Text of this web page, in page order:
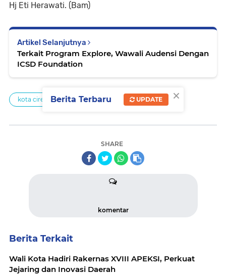
Hj Eti Herawati. (Bam)
Artikel Selanjutnya
Terkait Program Explore, Wawali Audensi Dengan
ICSD Foundation
kota cirebon
SHARE
komentar
Berita Terkait
Wali Kota Hadiri Rakernas XVIII APEKSI, Perkuat
Jejaring dan Inovasi Daerah
×
Berita Terbaru UPDATE